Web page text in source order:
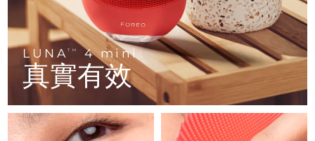
LUNATM 4 mini
真實有效
LUNA™護膚
Premium cleansers & balm
LUNA™ 設備
All facial cleansing devices
面膜
Rejuvenation & hydration
UFO™ 設備
All deep facial hydration devices
issa™ Teeth Whitening Set
Dual LED + sonic device & 18% PAP gel
ISSA™ 設備
All silicone sonic toothbrushes
FAQ™ 103
Luxurious clinical anti-aging set
FAQ™ P1 Primer
Manuka honey primer
FAQ™ 211
Anti-aging neck & décolleté LED mask
FAQ™ 221
Anti-aging LED hand mask
FAQ™ Scalp Serum
Scalp recovery probiotic serum
FAQ™護膚品
All FAQ™ skincare
FAQ™ 502
Full-Spectrum Red Light Therapy
FAQ™ Red Light Serum
保健品
專業治療
捷克 預計送達日期8/8/26
丹麥 預計送達日期8/8/26
愛沙尼亞 預計送達日期
芬蘭 預計送達日期8/8/26